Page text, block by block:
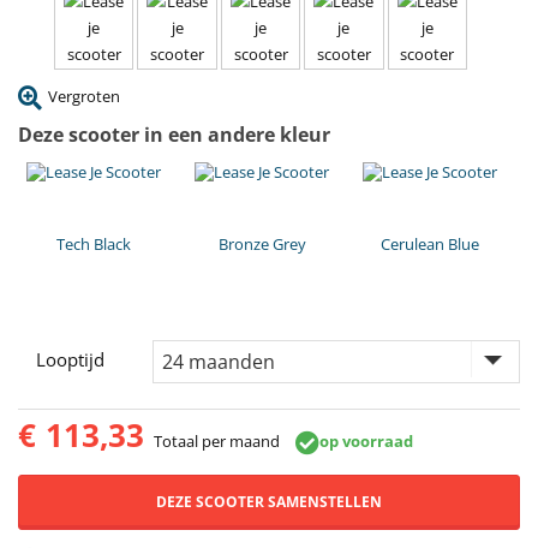
Vergroten
Deze scooter in een andere kleur
Tech Black Bronze Grey Cerulean Blue
Looptijd
€ 113,33 Totaal per maand op voorraad
DEZE SCOOTER SAMENSTELLEN